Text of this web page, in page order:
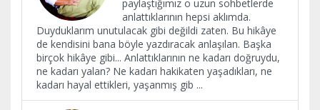
paylaştığımız o uzun sohbetlerde
anlattıklarının hepsi aklımda.
Duyduklarım unutulacak gibi değildi zaten. Bu hikâye
de kendisini bana böyle yazdıracak anlaşılan. Başka
birçok hikâye gibi... Anlattıklarının ne kadarı doğruydu,
ne kadarı yalan? Ne kadarı hakikaten yaşadıkları, ne
kadarı hayal ettikleri, yaşanmış gib ...